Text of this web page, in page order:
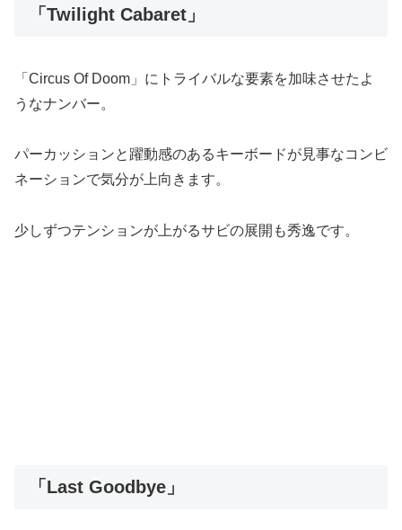
「Twilight Cabaret」
「Circus Of Doom」にトライバルな要素を加味させたよ
うなナンバー。
パーカッションと躍動感のあるキーボードが見事なコンビ
ネーションで気分が上向きます。
少しずつテンションが上がるサビの展開も秀逸です。
「Last Goodbye」